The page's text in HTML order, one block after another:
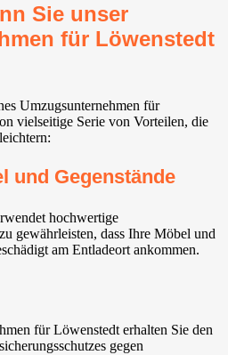
Sie unser
für Löwenstedt
Umzugsunternehmen für
vielseitige Serie von Vorteilen, die
und Gegenstände
hochwertige
gewährleisten, dass Ihre Möbel und
am Entladeort ankommen.
für Löwenstedt erhalten Sie den
gegen